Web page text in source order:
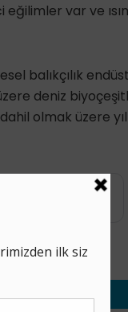
eğilimler var ve
balıkçılık
deniz
olmak üzere